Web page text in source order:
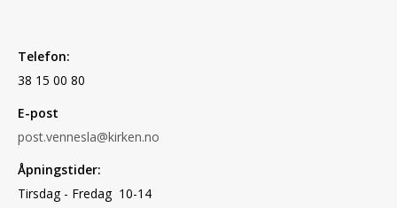
Telefon:
38 15 00 80
E-post
post.vennesla@kirken.no
Åpningstider:
Tirsdag - Fredag 10-14